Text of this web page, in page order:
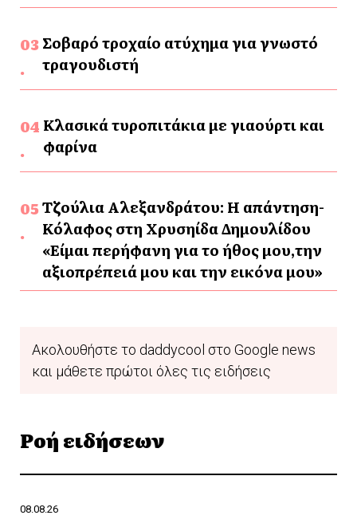
Σοβαρό τροχαίο ατύχημα για γνωστό
τραγουδιστή
Κλασικά τυροπιτάκια με γιαούρτι και
φαρίνα
Τζούλια Αλεξανδράτου: Η απάντηση-
Κόλαφος στη Χρυσηίδα Δημουλίδου
«Είμαι περήφανη για το ήθος μου,την
αξιοπρέπειά μου και την εικόνα μου»
Ακολουθήστε το daddycool στο Google news
και μάθετε πρώτοι όλες τις ειδήσεις
Ροή ειδήσεων
08.08.26